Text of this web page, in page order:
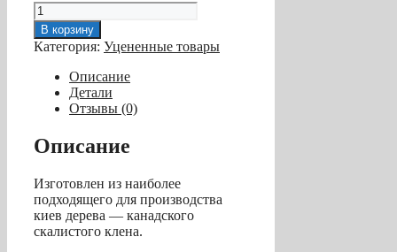
Количество
товара
Кий
/
пирамида
"Cuetec"
(черный)
Y
В корзину
Категория: Уцененные товары
Описание
Детали
Отзывы (0)
Описание
Изготовлен из наиболее
подходящего для производства
киев дерева — канадского
скалистого клена.